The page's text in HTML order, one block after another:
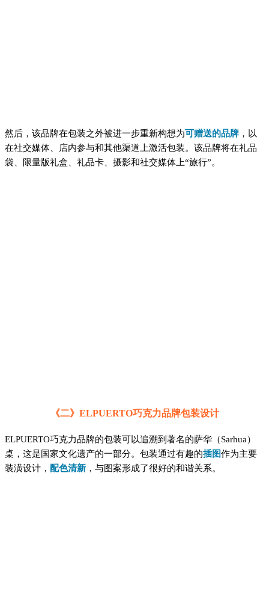
然后，该品牌在包装之外被进一步重新构想为可赠送的品牌 ，以
在社交媒体、店内参与和其他渠道上激活包装。该品牌将在礼品
袋、限量版礼盒、礼品卡、摄影和社交媒体上“旅行”。
《二》ELPUERTO巧克力品牌包装设计
ELPUERTO巧克力品牌的包装可以追溯到著名的萨华（Sarhua）
桌，这是国家文化遗产的一部分。包装通过有趣的插图作为主要
装潢设计， 配色清新 ，与图案形成了很好的和谐关系。